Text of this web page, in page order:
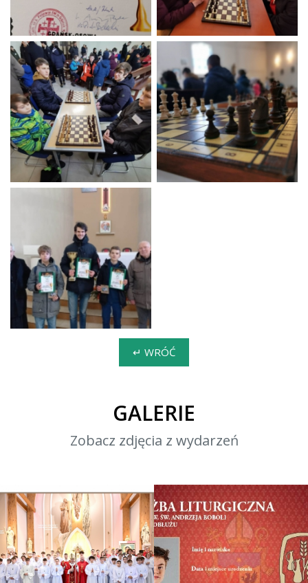
↵ WRÓĆ
GALERIE
Zobacz zdjęcia z wydarzeń